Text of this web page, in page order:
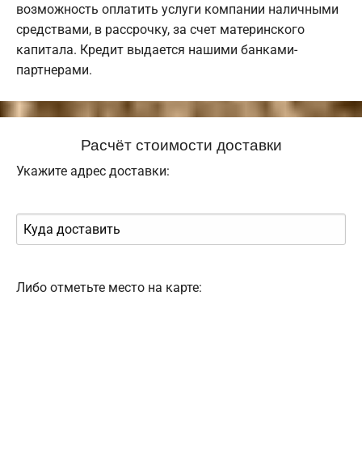
возможность оплатить услуги компании наличными
средствами, в рассрочку, за счет материнского
капитала. Кредит выдается нашими банками-
партнерами.
Расчёт стоимости доставки
Укажите адрес доставки:
Либо отметьте место на карте: